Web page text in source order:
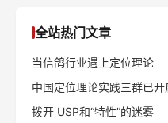
全站热门文章
当信鸽行业遇上定位理论
中国定位理论实践三群已开
拨开 USP和“特性”的迷雾